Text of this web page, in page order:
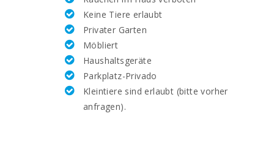
58,9
18,1
Keine Tiere erlaubt
Privater Garten
Möbliert
Haushaltsgeräte
Parkplatz-Privado
Kleintiere sind erlaubt (bitte vorher
anfragen).